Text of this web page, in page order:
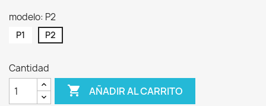
modelo: P2
P1 P2
Cantidad
 AÑADIR AL CARRITO